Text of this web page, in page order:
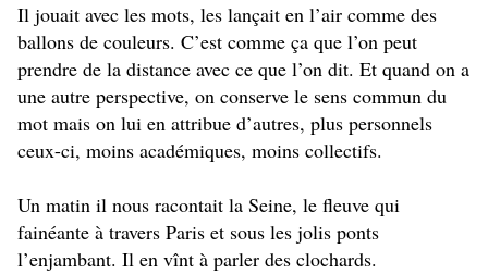
Il jouait avec les mots, les lançait en l’air comme des
ballons de couleurs. C’est comme ça que l’on peut
prendre de la distance avec ce que l’on dit. Et quand on a
une autre perspective, on conserve le sens commun du
mot mais on lui en attribue d’autres, plus personnels
ceux-ci, moins académiques, moins collectifs.
Un matin il nous racontait la Seine, le fleuve qui
fainéante à travers Paris et sous les jolis ponts
l’enjambant. Il en vînt à parler des clochards.